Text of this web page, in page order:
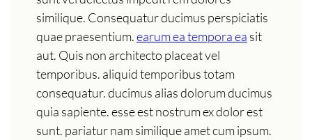
similique. Consequatur ducimus perspiciatis
quae praesentium.earum ea tempora ea sit
aut. Quis non architecto placeat vel
temporibus. aliquid temporibus totam
consequatur. ducimus alias dolorum ducimus
quia sapiente. esse est nostrum ex dolor est
sunt. pariatur nam similique amet cum ipsum.